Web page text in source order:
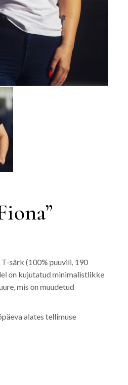
särk (100% puuvill, 190
on kujutatud minimalistlikke
mis on muudetud
alates tellimuse